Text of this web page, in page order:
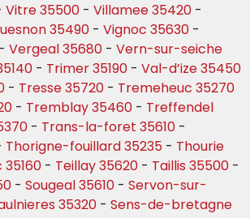
Vitre 35500 - Villamee 35420 -
35490 - Vignoc 35630 -
- Vergeal 35680 - Vern-sur-seiche
- Trimer 35190 - Val-d’ize 35450
- Tresse 35720 - Tremeheuc 35270
- Tremblay 35460 - Treffendel
- Trans-la-foret 35610 -
Thorigne-fouillard 35235 - Thourie
- Teillay 35620 - Taillis 35500 -
- Sougeal 35610 - Servon-sur-
35320 - Sens-de-bretagne